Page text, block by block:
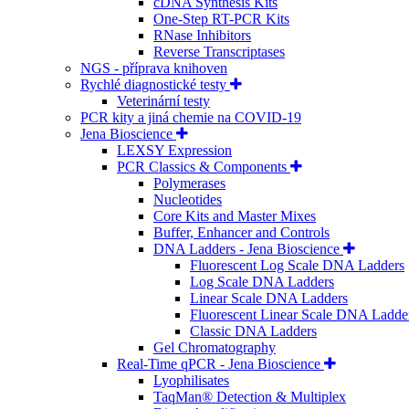
One-Step RT-PCR Kits
RNase Inhibitors
Reverse Transcriptases
NGS - příprava knihoven
Rychlé diagnostické testy
Veterinární testy
PCR kity a jiná chemie na COVID-19
Jena Bioscience
LEXSY Expression
PCR Classics & Components
Polymerases
Nucleotides
Core Kits and Master Mixes
Buffer, Enhancer and Controls
DNA Ladders - Jena Bioscience
Fluorescent Log Scale DNA Ladders
Log Scale DNA Ladders
Linear Scale DNA Ladders
Fluorescent Linear Scale DNA
Classic DNA Ladders
Gel Chromatography
Real-Time qPCR - Jena Bioscience
Lyophilisates
TaqMan® Detection & Multiplex